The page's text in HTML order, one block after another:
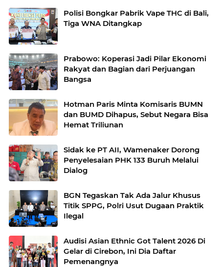
Polisi Bongkar Pabrik Vape THC di Bali,
Tiga WNA Ditangkap
Prabowo: Koperasi Jadi Pilar Ekonomi
Rakyat dan Bagian dari Perjuangan
Bangsa
Hotman Paris Minta Komisaris BUMN
dan BUMD Dihapus, Sebut Negara Bisa
Hemat Triliunan
Sidak ke PT AII, Wamenaker Dorong
Penyelesaian PHK 133 Buruh Melalui
Dialog
BGN Tegaskan Tak Ada Jalur Khusus
Titik SPPG, Polri Usut Dugaan Praktik
Ilegal
Audisi Asian Ethnic Got Talent 2026 Di
Gelar di Cirebon, Ini Dia Daftar
Pemenangnya